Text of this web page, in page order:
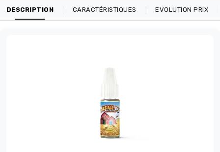
DESCRIPTION CARACTÉRISTIQUES EVOLUTION PRIX